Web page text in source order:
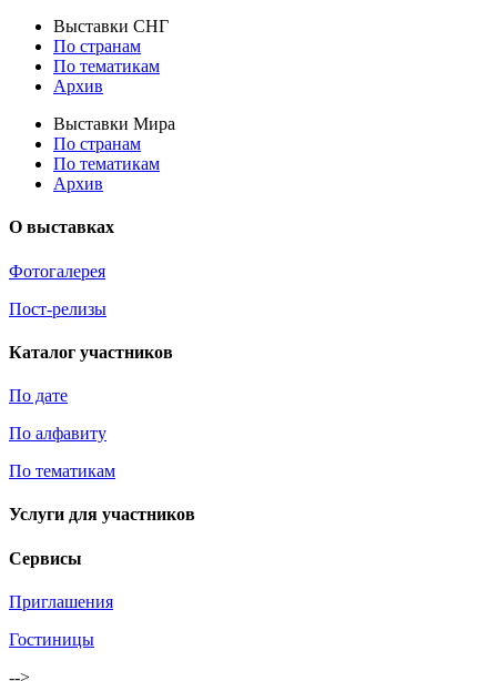
Выставки СНГ
По странам
По тематикам
Архив
Выставки Мира
По странам
По тематикам
Архив
О выставках
Фотогалерея
Пост-релизы
Каталог участников
По дате
По алфавиту
По тематикам
Услуги для участников
Сервисы
Приглашения
Гостиницы
-->